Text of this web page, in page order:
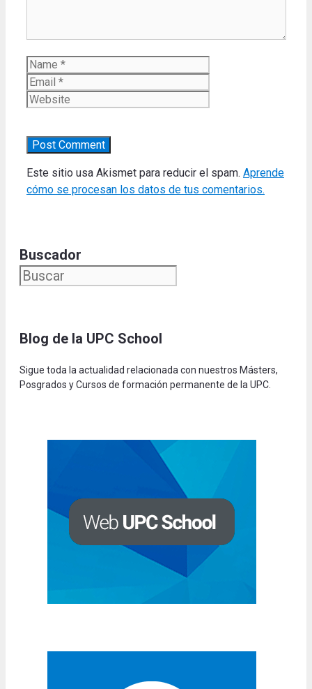
Name
Este sitio usa Akismet para reducir el spam. Aprende
cómo se procesan los datos de tus comentarios.
Buscador
Blog de la UPC School
Sigue toda la actualidad relacionada con nuestros Másters,
Posgrados y Cursos de formación permanente de la UPC.